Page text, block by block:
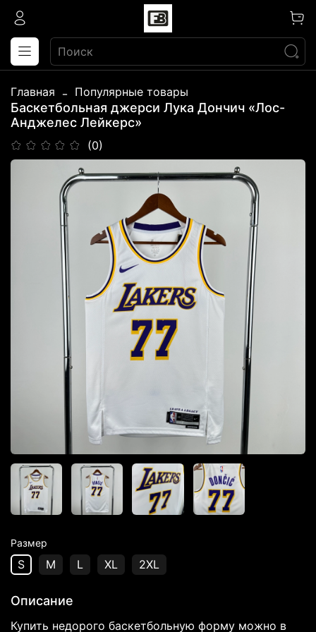
Главная Популярные товары
Баскетбольная джерси Лука Дончич «Лос-
Анджелес Лейкерс»
(0)
Размер
S M L XL 2XL
Описание
Купить недорого баскетбольную форму можно в